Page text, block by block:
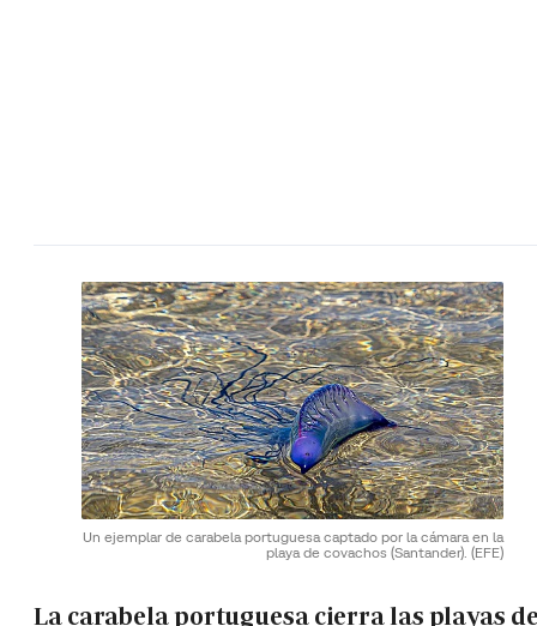
Un ejemplar de carabela portuguesa captado por la cámara en la
playa de covachos (Santander). (EFE)
La carabela portuguesa cierra las playas